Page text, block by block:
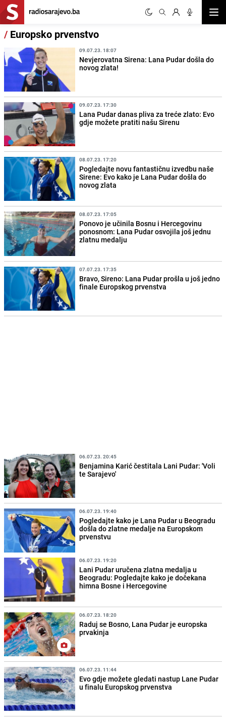
/ Europsko prvenstvo
09.07.23. 18:07
Nevjerovatna Sirena: Lana Pudar došla do
novog zlata!
09.07.23. 17:30
Lana Pudar danas pliva za treće zlato: Evo
gdje možete pratiti našu Sirenu
08.07.23. 17:20
Pogledajte novu fantastičnu izvedbu naše
Sirene: Evo kako je Lana Pudar došla do
novog zlata
08.07.23. 17:05
Ponovo je učinila Bosnu i Hercegovinu
ponosnom: Lana Pudar osvojila još jednu
zlatnu medalju
07.07.23. 17:35
Bravo, Sireno: Lana Pudar prošla u još jedno
finale Europskog prvenstva
06.07.23. 20:45
Benjamina Karić čestitala Lani Pudar: 'Voli
te Sarajevo'
06.07.23. 19:40
Pogledajte kako je Lana Pudar u Beogradu
došla do zlatne medalje na Europskom
prvenstvu
06.07.23. 19:20
Lani Pudar uručena zlatna medalja u
Beogradu: Pogledajte kako je dočekana
himna Bosne i Hercegovine
06.07.23. 18:20
Raduj se Bosno, Lana Pudar je europska
prvakinja
06.07.23. 11:44
Evo gdje možete gledati nastup Lane Pudar
u finalu Europskog prvenstva